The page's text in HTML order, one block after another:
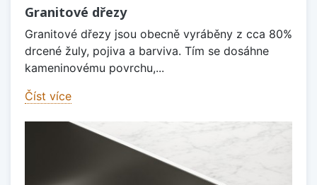
Granitové dřezy
Granitové dřezy jsou obecně vyráběny z cca 80%
drcené žuly, pojiva a barviva. Tím se dosáhne
kameninovému povrchu,...
Číst více